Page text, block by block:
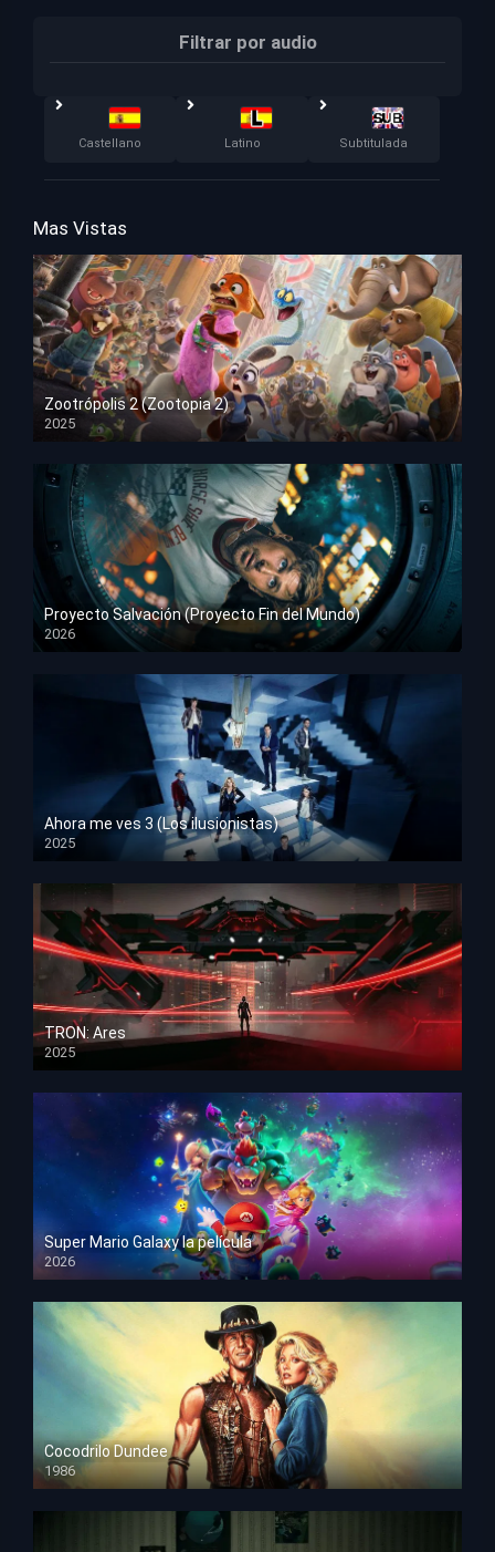
Filtrar por audio
Castellano Latino Subtitulada
Mas Vistas
Zootrópolis 2 (Zootopia 2)
2025
HD 1080p
Proyecto Salvación (Proyecto Fin del Mundo)
2026
HD 1080p
Ahora me ves 3 (Los ilusionistas)
2025
HD 1080p
TRON: Ares
2025
HD 1080p
Super Mario Galaxy la película
2026
HD 1080p
Cocodrilo Dundee
1986
HD 1080p